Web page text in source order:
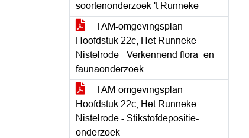
soortenonderzoek 't Runneke
TAM-omgevingsplan
Hoofdstuk 22c, Het Runneke
Nistelrode - Verkennend flora- en
faunaonderzoek
TAM-omgevingsplan
Hoofdstuk 22c, Het Runneke
Nistelrode - Stikstofdepositie-
onderzoek